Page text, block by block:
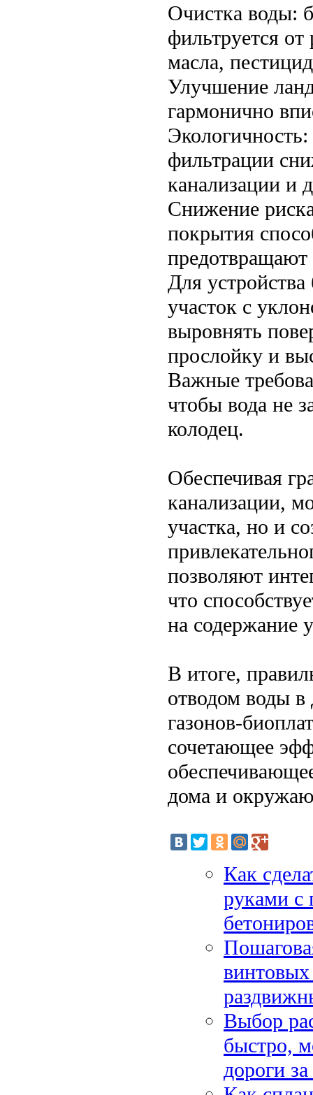
Очистка воды:
фильтруется
масла,
Улучшение
гармонично
фильтрации
канализации и
Снижение
покрытия
предотвращают
Для устройства
участок с
выровнять
прослойку и
Важные
чтобы вода не
колодец.
Обеспечивая
канализации,
участка, но и
позволяют
что
на содержание
В итоге,
отводом воды в
газонов-
сочетающее
дома и
Как
руками с
Выбор
быстро,
дороги